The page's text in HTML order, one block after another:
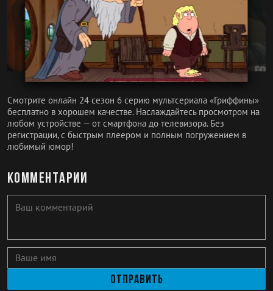
Смотрите онлайн 24 сезон 6 серию мультсериала «Гриффины»
бесплатно в хорошем качестве. Наслаждайтесь просмотром на
любом устройстве — от смартфона до телевизора. Без
регистрации, с быстрым плеером и полным погружением в
любимый юмор!
Комментарии
Отправить